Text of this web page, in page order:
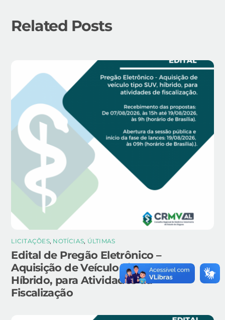
Related Posts
LICITAÇÕES, NOTÍCIAS, ÚLTIMAS
Edital de Pregão Eletrônico –
Aquisição de Veículo Tipo SUV,
Híbrido, para Atividades da
Fiscalização